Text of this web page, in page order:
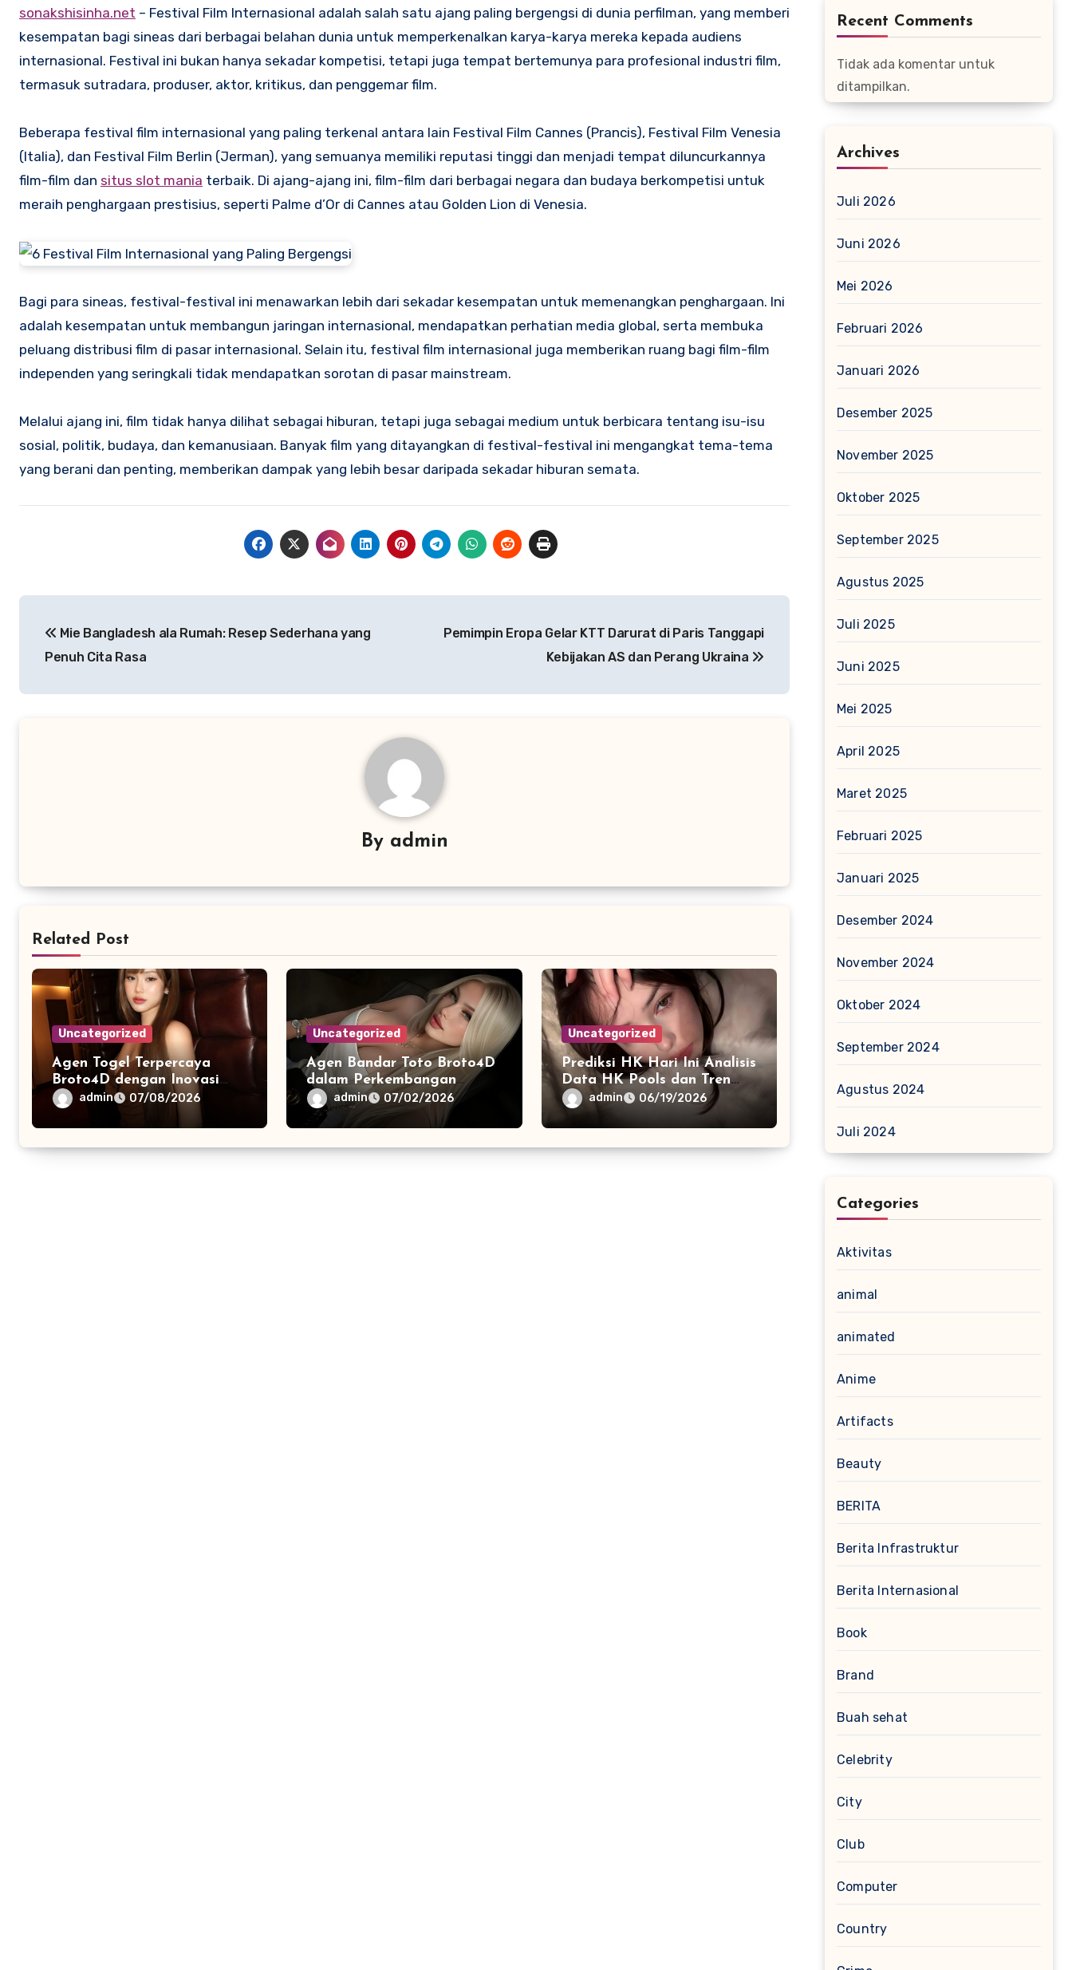
sonakshisinha.net – Festival Film Internasional adalah salah satu ajang paling bergengsi di dunia perfilman, yang memberi
kesempatan bagi sineas dari berbagai belahan dunia untuk memperkenalkan karya-karya mereka kepada audiens
internasional. Festival ini bukan hanya sekadar kompetisi, tetapi juga tempat bertemunya para profesional industri film,
termasuk sutradara, produser, aktor, kritikus, dan penggemar film.
Beberapa festival film internasional yang paling terkenal antara lain Festival Film Cannes (Prancis), Festival Film Venesia
(Italia), dan Festival Film Berlin (Jerman), yang semuanya memiliki reputasi tinggi dan menjadi tempat diluncurkannya
film-film dan situs slot mania terbaik. Di ajang-ajang ini, film-film dari berbagai negara dan budaya berkompetisi untuk
meraih penghargaan prestisius, seperti Palme d’Or di Cannes atau Golden Lion di Venesia.
Bagi para sineas, festival-festival ini menawarkan lebih dari sekadar kesempatan untuk memenangkan penghargaan. Ini
adalah kesempatan untuk membangun jaringan internasional, mendapatkan perhatian media global, serta membuka
peluang distribusi film di pasar internasional. Selain itu, festival film internasional juga memberikan ruang bagi film-film
independen yang seringkali tidak mendapatkan sorotan di pasar mainstream.
Melalui ajang ini, film tidak hanya dilihat sebagai hiburan, tetapi juga sebagai medium untuk berbicara tentang isu-isu
sosial, politik, budaya, dan kemanusiaan. Banyak film yang ditayangkan di festival-festival ini mengangkat tema-tema
yang berani dan penting, memberikan dampak yang lebih besar daripada sekadar hiburan semata.
pos Mie Bangladesh ala Rumah: Resep Sederhana yang
Penuh Cita Rasa
Pemimpin Eropa Gelar KTT Darurat di Paris Tanggapi
Kebijakan AS dan Perang Ukraina
By admin
Related Post
Uncategorized
Agen Togel Terpercaya
Broto4D dengan Inovasi
Layanan Berbasis Digital
admin 07/08/2026
Uncategorized
Agen Bandar Toto Broto4D
dalam Perkembangan
Ekosistem Informasi Digital
Masa Kini
admin 07/02/2026
Uncategorized
Prediksi HK Hari Ini Analisis
Data HK Pools dan Tren
Pengeluaran HK 2026
admin 06/19/2026
Recent Comments
Tidak ada komentar untuk
ditampilkan.
Archives
Juli 2026
Juni 2026
Mei 2026
Februari 2026
Januari 2026
Desember 2025
November 2025
Oktober 2025
September 2025
Agustus 2025
Juli 2025
Juni 2025
Mei 2025
April 2025
Maret 2025
Februari 2025
Januari 2025
Desember 2024
November 2024
Oktober 2024
September 2024
Agustus 2024
Juli 2024
Categories
Aktivitas
animal
animated
Anime
Artifacts
Beauty
BERITA
Berita Infrastruktur
Berita Internasional
Book
Brand
Buah sehat
Celebrity
City
Club
Computer
Country